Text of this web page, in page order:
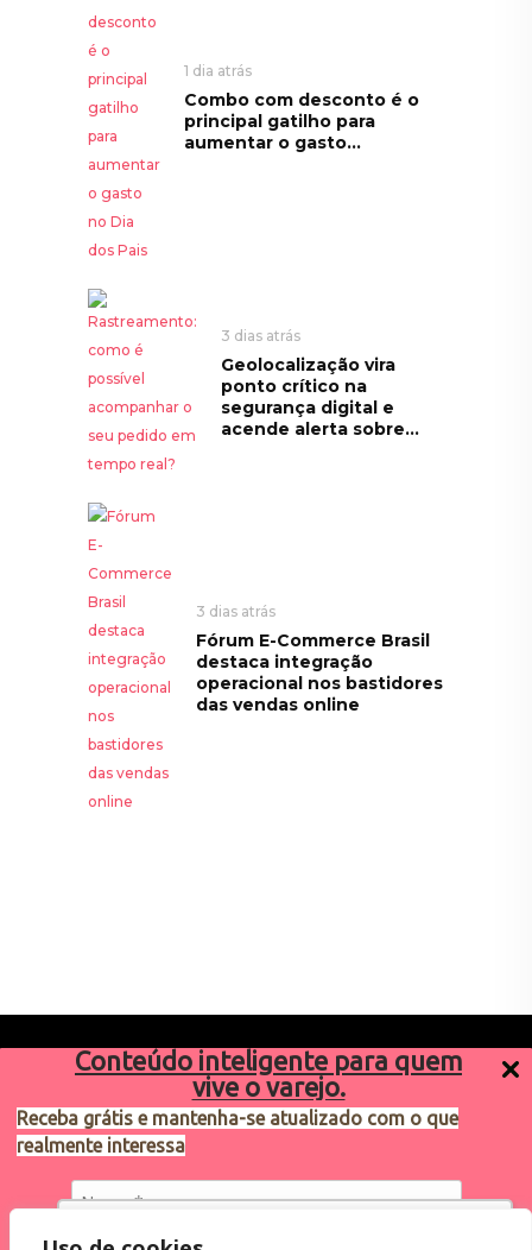
Conteúdo inteligente para quem
vive o varejo.
Receba grátis e mantenha-se atualizado com o que
realmente interessa
Utilizamos cookies para oferecer melhor
1 dia atrás
Combo com desconto é o
principal gatilho para
aumentar o gasto...
3 dias atrás
Geolocalização vira
ponto crítico na
segurança digital e
acende alerta sobre...
3 dias atrás
Fórum E-Commerce Brasil
destaca integração
operacional nos bastidores
das vendas online
varejosa@cndl.org.br